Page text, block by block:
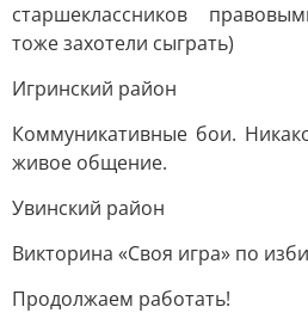
старшеклассников
тоже захотели сыграть)
Игринский район
Коммуникативные бои.
живое общение.
Увинский район
Викторина «Своя игра» по
Продолжаем работать!